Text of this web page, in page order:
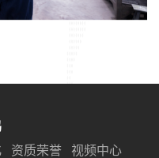
资质荣誉 视频中心